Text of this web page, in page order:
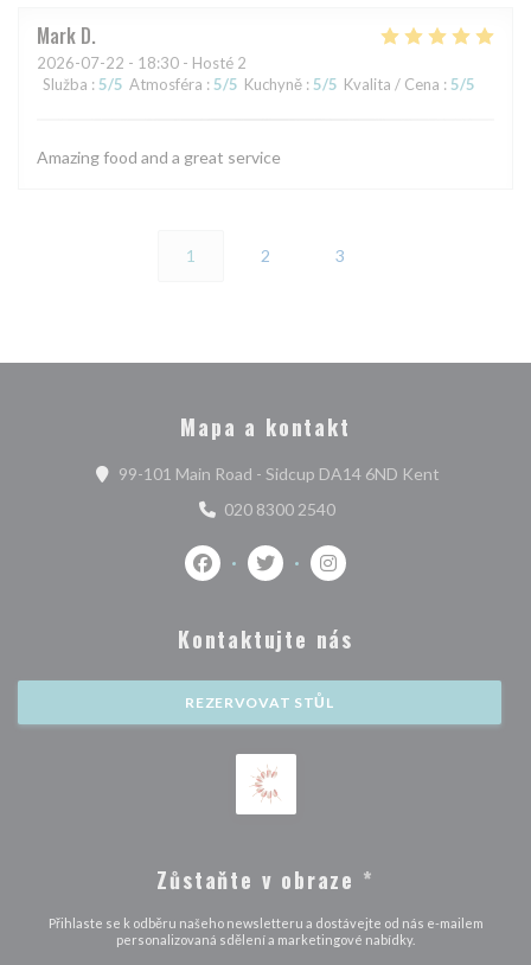
Mark D
2026-07-22 - 18:30 - Hosté 2
Služba : 5/5 Atmosféra : 5/5 Kuchyně : 5/5 Kvalita / Cena : 5/5
Amazing food and a great service
1 2 3
Mapa a kontakt
99-101 Main Road - Sidcup DA14 6ND Kent
020 8300 2540
Facebook ((otevře se v novém okně))
Twitter ((otevře se v novém
Instagram ((otevře se v
Kontaktujte nás
REZERVOVAT STŮL
Zůstaňte v obraze *
Přihlaste se k odběru našeho newsletteru a dostávejte od nás e-mailem
personalizovaná sdělení a marketingové nabídky.